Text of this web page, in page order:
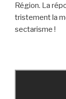
Région. La
tristement la
sectarisme !